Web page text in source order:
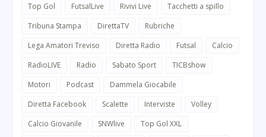
Top Gol FutsalLive Rivivi Live
Tacchetti a spillo
Tribuna Stampa
DirettaTV
Rubriche
Lega Amatori Treviso
Diretta Radio Futsal
Calcio
RadioLIVE
Radio Sabato Sport
TICBshow
Motori
Podcast
Dammela Giocabile
Diretta Facebook
Scalette Interviste
Volley
Calcio Giovanile
SNWlive
Top Gol XXL